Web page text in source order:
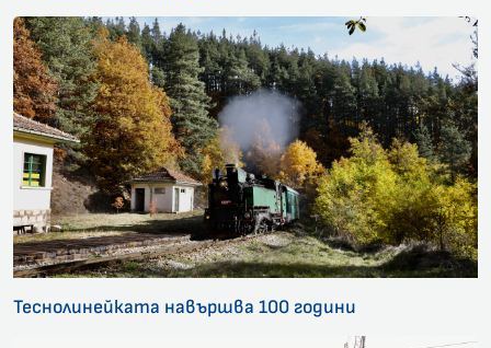
Теснолинейката навършва 100 години